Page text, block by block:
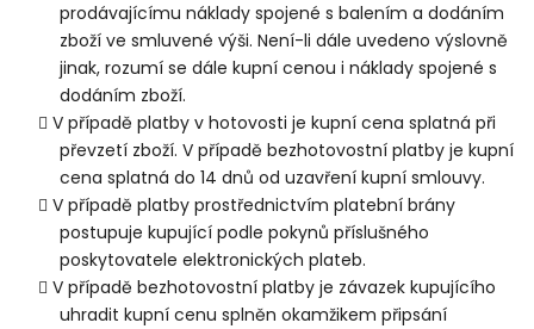
prodávajícímu náklady spojené s balením a dodáním
zboží ve smluvené výši. Není-li dále uvedeno výslovně
jinak, rozumí se dále kupní cenou i náklady spojené s
dodáním zboží.
V případě platby v hotovosti je kupní cena splatná při
převzetí zboží. V případě bezhotovostní platby je kupní
cena splatná do 14 dnů od uzavření kupní smlouvy.
V případě platby prostřednictvím platební brány
postupuje kupující podle pokynů příslušného
poskytovatele elektronických plateb.
V případě bezhotovostní platby je závazek kupujícího
uhradit kupní cenu splněn okamžikem připsání